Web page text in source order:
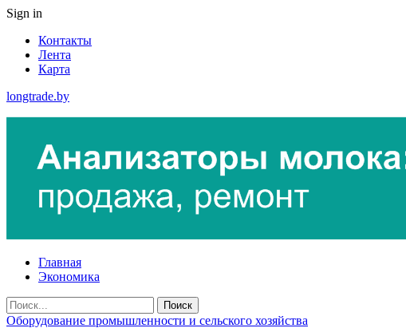
Sign in
Контакты
Лента
Карта
longtrade.by
Главная
Экономика
Оборудование промышленности и сельского хозяйства